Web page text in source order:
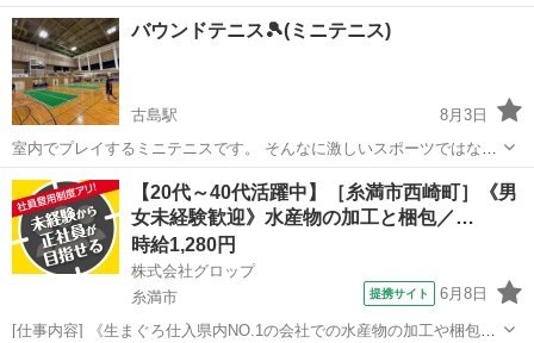
いたい！」「カラオケ好きな仲間と楽しみたい！」 そんな方、ぜひ一
緒に歌いましょう♪ 来た時間から帰りたい時間まで、自分のペースで
参加OK！ ...
沖縄 宜野湾市 てだこ浦西駅
バウンドテニス🎾(ミニテニス)
古島駅
8月3日
室内でプレイするミニテニスです。 そんなに激しいスポーツではない
ですが けっこう汗💦かきます。 週一回練習してます。
沖縄 那覇市 古島駅 友達
【20代～40代活躍中】［糸満市西崎町］《男
女未経験歓迎》水産物の加工と梱包／…
時給1,280円
株式会社グロップ
糸満市
提携サイト 6月8日
[仕事内容] 《生まぐろ仕入県内NO.1の会社での水産物の加工や梱包》